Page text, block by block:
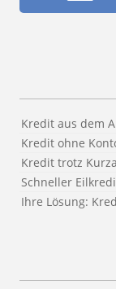
Kredit aus dem
Kredit ohne
Kredit trotz
Schneller
Ihre Lösung: